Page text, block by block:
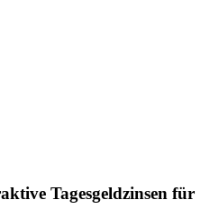
Tagesgeldzinsen für